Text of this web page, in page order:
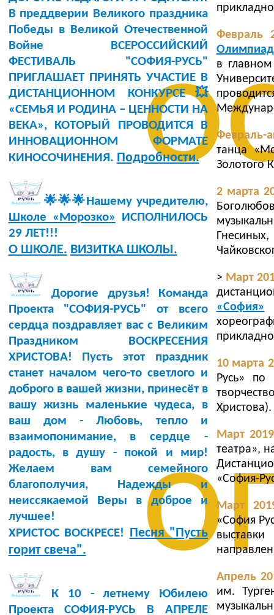
В преддверии Великого праздника
Победы в Великой Отечественной
Войне ВСЕРОССИЙСКИЙ
ФЕСТИВАЛЬ "СОФИЯ-РУСЬ"
ПРИГЛАШАЕТ ПРИНЯТЬ УЧАСТИЕ В
ДИСТАНЦИОННОМ КОНКУРСЕ💥
«СЕМЬЯ И РОДИНА – ЦЕННОСТИ НА
ВЕКА», КОТОРЫЙ ПРОВОДИТСЯ В
ИННОВАЦИОННОМ ФОРМАТЕ
КИНОСОЧИНЕНИЯ. Подробности.
🌟🌟🌟Нашему учредителю,
Школе «Морозко» ИСПОЛНИЛОСЬ
29 ЛЕТ!!!
О ШКОЛЕ. ВИЗИТКА ШКОЛЫ.
Дорогие друзья! Команда
Проекта "СОФИЯ-РУСЬ" от всего
сердца поздравляет вас с Великим
Праздником ВОСКРЕСЕНИЯ
ХРИСТОВА! Пусть этот праздник
станет началом чего-то светлого и
доброго в вашей жизни, принесёт в
вашу жизнь маленькие чудеса, в
ваш дом - Любовь, тепло и
взаимопонимание, в сердце -
радость, в душу - покой и мир!
Желаем вам семейного
благополучия, Надежды и
неиссякаемой Веры в доброе и
лучшее!
ХРИСТОС ВОСКРЕСЕ! Песня "Пусть
горит свеча".
К 10 - летнему Юбилею
Проекта СОФИЯ-РУСЬ В АПРЕЛЕ
Февраль
в
Февраль-
танца
Золотого
2 марта
> Март
«София»
10 марта
Русь» по
Христова).
Март
театра»,
«София-
Март
«София
Апрель
им.